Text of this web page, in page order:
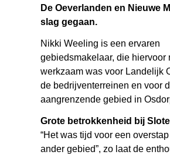
De Oeverlanden en Nieuwe
slag gegaan.
Nikki Weeling is een ervaren
gebiedsmakelaar, die hiervoor
werkzaam was voor Landelijk
de bedrijventerreinen en voor
aangrenzende gebied in
Grote betrokkenheid bij
“Het was tijd voor een
ander gebied”, zo laat de